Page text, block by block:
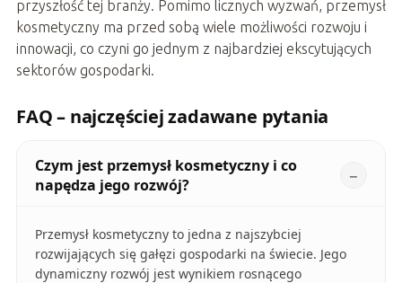
przyszłość tej branży. Pomimo licznych wyzwań, przemysł
kosmetyczny ma przed sobą wiele możliwości rozwoju i
innowacji, co czyni go jednym z najbardziej ekscytujących
sektorów gospodarki.
FAQ – najczęściej zadawane pytania
Czym jest przemysł kosmetyczny i co
napędza jego rozwój?
Przemysł kosmetyczny to jedna z najszybciej
rozwijających się gałęzi gospodarki na świecie. Jego
dynamiczny rozwój jest wynikiem rosnącego